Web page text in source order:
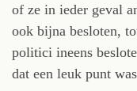
of ze in ieder geval
ook bijna besloten,
politici ineens
dat een leuk punt